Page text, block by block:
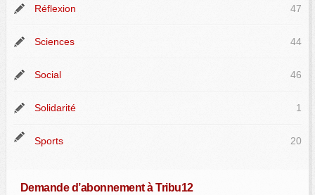
Réflexion 47
Sciences 44
Social 46
Solidarité 1
Sports 20
Demande d’abonnement à Tribu12